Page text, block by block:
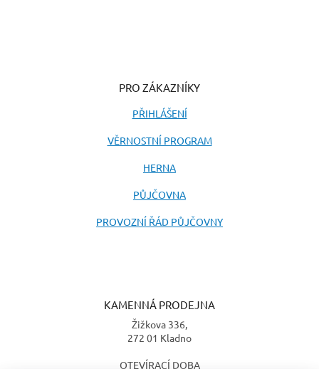
PRO ZÁKAZNÍKY
PŘIHLÁŠENÍ
VĚRNOSTNÍ PROGRAM
HERNA
PŮJČOVNA
PROVOZNÍ ŘÁD PŮJČOVNY
KAMENNÁ PRODEJNA
Žižkova 336,
272 01 Kladno
OTEVÍRACÍ DOBA